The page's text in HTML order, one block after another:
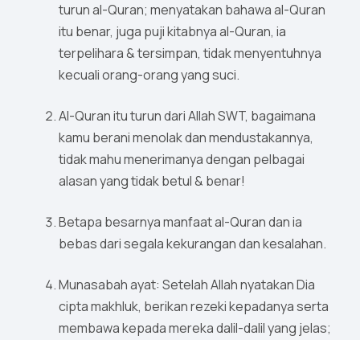
turun al-Quran; menyatakan bahawa al-Quran
itu benar, juga puji kitabnya al-Quran, ia
terpelihara & tersimpan, tidak menyentuhnya
kecuali orang-orang yang suci.
Al-Quran itu turun dari Allah SWT, bagaimana
kamu berani menolak dan mendustakannya,
tidak mahu menerimanya dengan pelbagai
alasan yang tidak betul & benar!
Betapa besarnya manfaat al-Quran dan ia
bebas dari segala kekurangan dan kesalahan.
Munasabah ayat: Setelah Allah nyatakan Dia
cipta makhluk, berikan rezeki kepadanya serta
membawa kepada mereka dalil-dalil yang jelas;